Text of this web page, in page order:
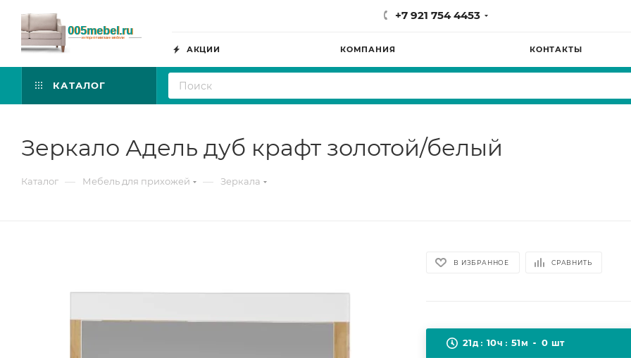
+7 921 754 4453
АКЦИИ КОМПАНИЯ КОНТАКТЫ
КАТАЛОГ
Зеркало Адель дуб крафт золотой/белый
Каталог — Мебель для прихожей — Зеркала
В ИЗБРАННОЕ СРАВНИТЬ
21д 10ч 51м 0 шт